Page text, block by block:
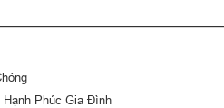
Hạnh Phúc Gia Đình